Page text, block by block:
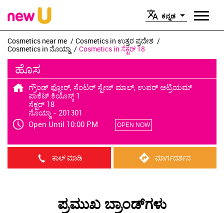
ಕನ್ನಡ
Cosmetics near me
Cosmetics in ಉತ್ತರ ಪ್ರದೇಶ
Cosmetics in ನೊಯ್ಡಾ
Cosmetics in ಸೆಕ್ಟರ್ 18
ಹೊಸ
ಗ್ರೌಂಡ್ ಫ್ಲೋರ್, ಸೆಂಟರ್ ಸ್ಟೇಜ್ ಮಾಲ್, ಉಪರ್ ಅಟ್ರಿಯಮ್
ಪಾಕೆಟ್ ಕಿಯೊಸ್ಕ್ 1
ಸೆಕ್ಟರ್ 18
ನೊಯ್ಡಾ - 201301
Open Until 10:00 PM
OPEN NOW
ಕಾಲ್ ಮಾಡಿ ಮಾರ್ಗದರ್ಶನ
ಪ್ರಮುಖ ಬ್ರಾಂಡ್‌ಗಳು